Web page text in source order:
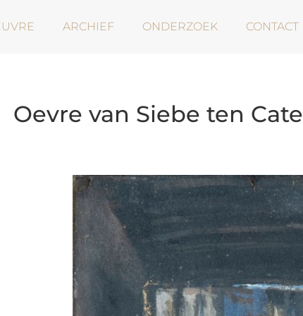
ARCHIEF ONDERZOEK CONTACT
Oevre van Siebe ten Cate